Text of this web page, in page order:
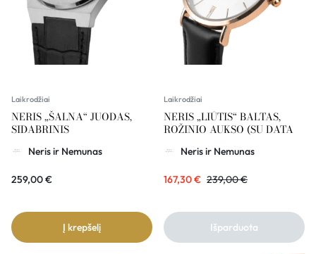
Laikrodžiai
NERIS „ŠALNA“ JUODAS,
SIDABRINIS
Neris ir Nemunas
259,00€
Į krepšelį
Laikrodžiai
NERIS „LIŪTIS“ BALTAS,
ROŽINIO AUKSO (SU DATA
Neris ir Nemunas
167,30€ 239,00€
Išparduota